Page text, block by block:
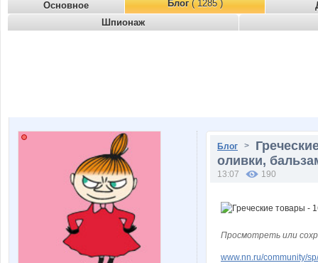
Основное Блог( 1285 )
Шпионаж
Блог >
оливки,
13:07 190
Просмотреть или
www.nn.ru/community/